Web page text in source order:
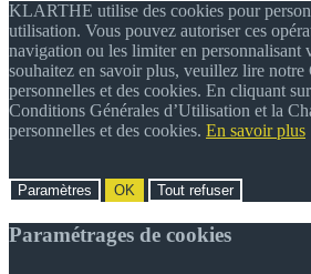
KLARTHE utilise des cookies pour
utilisation. Vous pouvez autoriser ces
navigation ou les limiter en personnalisant
souhaitez en savoir plus, veuillez lire notre
personnelles et des cookies. En cliquant
Conditions Générales d’Utilisation et la
personnelles et des cookies. En savoir plus
Paramètres OK Tout refuser
Paramétrages de cookies